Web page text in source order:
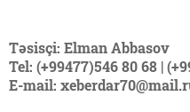
Təsisçi: Elman Abbasov
Tel: (+99477)546 80 68 |
E-mail: